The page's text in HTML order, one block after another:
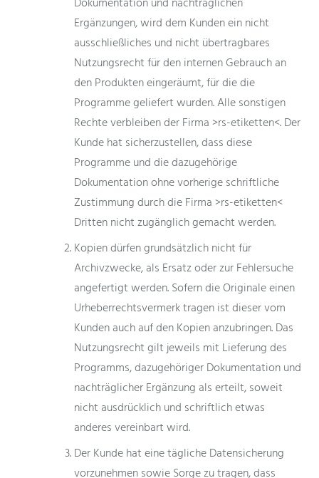
Ergänzungen, wird dem Kunden ein nicht
ausschließliches und nicht übertragbares
Nutzungsrecht für den internen Gebrauch an
den Produkten eingeräumt, für die die
Programme geliefert wurden. Alle sonstigen
Rechte verbleiben der Firma >rs-etiketten<. Der
Kunde hat sicherzustellen, dass diese
Programme und die dazugehörige
Dokumentation ohne vorherige schriftliche
Zustimmung durch die Firma >rs-etiketten<
Dritten nicht zugänglich gemacht werden.
Kopien dürfen grundsätzlich nicht für
Archivzwecke, als Ersatz oder zur Fehlersuche
angefertigt werden. Sofern die Originale einen
Urheberrechtsvermerk tragen ist dieser vom
Kunden auch auf den Kopien anzubringen. Das
Nutzungsrecht gilt jeweils mit Lieferung des
Programms, dazugehöriger Dokumentation und
nachträglicher Ergänzung als erteilt, soweit
nicht ausdrücklich und schriftlich etwas
anderes vereinbart wird.
Der Kunde hat eine tägliche Datensicherung
vorzunehmen sowie Sorge zu tragen, dass